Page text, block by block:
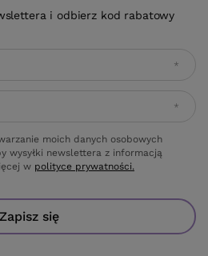
i odbierz kod rabatowy
moich danych osobowych
wysyłki newslettera z informacją
w polityce prywatności.
Zapisz się